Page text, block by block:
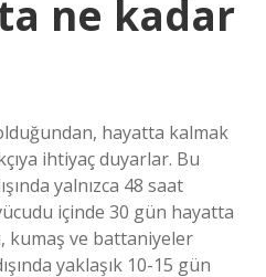
ne kadar
hayatta kalmak
ihtiyaç duyarlar. Bu
yalnızca 48 saat
içinde 30 gün hayatta
kumaş ve battaniyeler
yaklaşık 10-15 gün